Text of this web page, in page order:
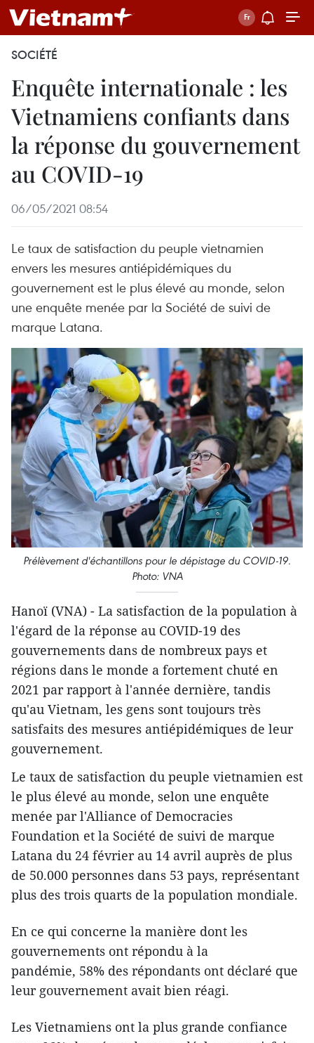
SOCIÉTÉ
Enquête internationale : les
Vietnamiens confiants dans
la réponse du gouvernement
au COVID-19
06/05/2021 08:54
Le taux de satisfaction du peuple vietnamien
envers les mesures antiépidémiques du
gouvernement est le plus élevé au monde, selon
une enquête menée par la Société de suivi de
marque Latana.
Prélèvement d'échantillons pour le dépistage du COVID-19.
Photo: VNA
Hanoï (VNA) - La satisfaction de la population à
l'égard de la réponse au COVID-19 des
gouvernements dans de nombreux pays et
régions dans le monde a fortement chuté en
2021 par rapport à l'année dernière, tandis
qu'au Vietnam, les gens sont toujours très
satisfaits des mesures antiépidémiques de leur
gouvernement.
Le taux de satisfaction du peuple vietnamien est
le plus élevé au monde, selon une enquête
menée par l'Alliance of Democracies
Foundation et la Société de suivi de marque
Latana du 24 février au 14 avril auprès de plus
de 50.000 personnes dans 53 pays, représentant
plus des trois quarts de la population mondiale.
En ce qui concerne la manière dont les
gouvernements ont répondu à la
pandémie, 58% des répondants ont déclaré que
leur gouvernement avait bien réagi.
Les Vietnamiens ont la plus grande confiance